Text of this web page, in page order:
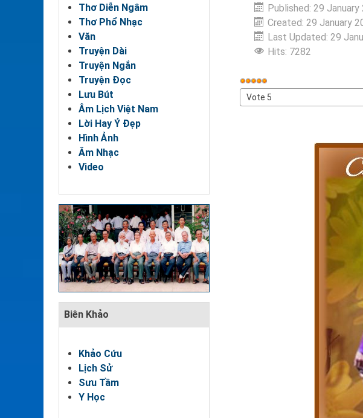
Thơ Diễn Ngâm
Thơ Phổ Nhạc
Văn
Truyện Dài
Truyện Ngắn
Truyện Đọc
Lưu Bút
Âm Lịch Việt Nam
Lời Hay Ý Đẹp
Hình Ảnh
Âm Nhạc
Video
Biên Khảo
Khảo Cứu
Lịch Sử
Sưu Tầm
Y Học
Published: 29 January
Created: 29 January
Last Updated: 29
Hits: 7282
User
Rating:
Please
Rate